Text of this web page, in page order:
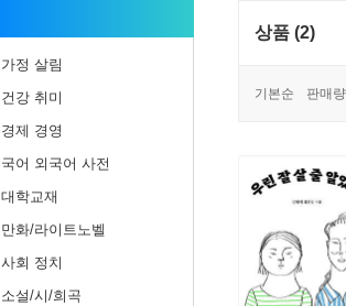
가정 살림
건강 취미
경제 경영
국어 외국어 사전
대학교재
만화/라이트노벨
사회 정치
소설/시/희곡
상품 (2)
기본순 판매